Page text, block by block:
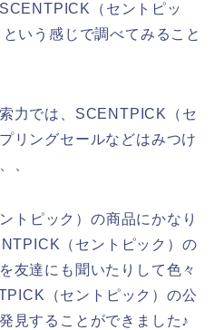
（セントピッ
いう感じで調べてみること
力では、SCENTPICK（セ
リングセールなどはみつけ
、
トピック）の商品にかなり
（セントピック）の
友達にも聞いたりして色々
（セントピック）の公
見することができました♪